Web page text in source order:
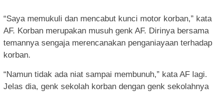
“Saya memukuli dan mencabut kunci motor korban,” kata
AF. Korban merupakan musuh genk AF. Dirinya bersama
temannya sengaja merencanakan penganiayaan terhadap
korban.
“Namun tidak ada niat sampai membunuh,” kata AF lagi.
Jelas dia, genk sekolah korban dengan genk sekolahnya